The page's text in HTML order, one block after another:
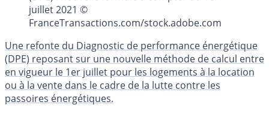
juillet 2021 ©
FranceTransactions.com/stock.adobe.com
Une refonte du Diagnostic de performance énergétique
(DPE) reposant sur une nouvelle méthode de calcul entre
en vigueur le 1er juillet pour les logements à la location
ou à la vente dans le cadre de la lutte contre les
passoires énergétiques.